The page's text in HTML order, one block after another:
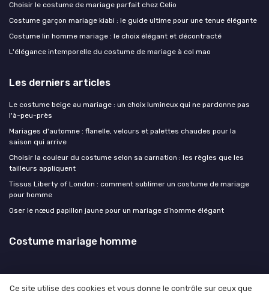
Choisir le costume de mariage parfait chez Celio
Costume garçon mariage kiabi : le guide ultime pour une tenue élégante
Costume lin homme mariage : le choix élégant et décontracté
L'élégance intemporelle du costume de mariage à col mao
Les derniers articles
Le costume beige au mariage : un choix lumineux qui ne pardonne pas
l'à-peu-près
Mariages d'automne : flanelle, velours et palettes chaudes pour la
saison qui arrive
Choisir la couleur du costume selon sa carnation : les règles que les
tailleurs appliquent
Tissus Liberty of London : comment sublimer un costume de mariage
pour homme
Oser le nœud papillon jaune pour un mariage d’homme élégant
Costume mariage homme
Ce site utilise des cookies et vous donne le contrôle sur ceux que